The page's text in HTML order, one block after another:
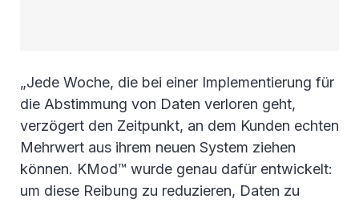
„Jede Woche, die bei einer Implementierung für
die Abstimmung von Daten verloren geht,
verzögert den Zeitpunkt, an dem Kunden echten
Mehrwert aus ihrem neuen System ziehen
können. KMod™ wurde genau dafür entwickelt:
um diese Reibung zu reduzieren, Daten zu